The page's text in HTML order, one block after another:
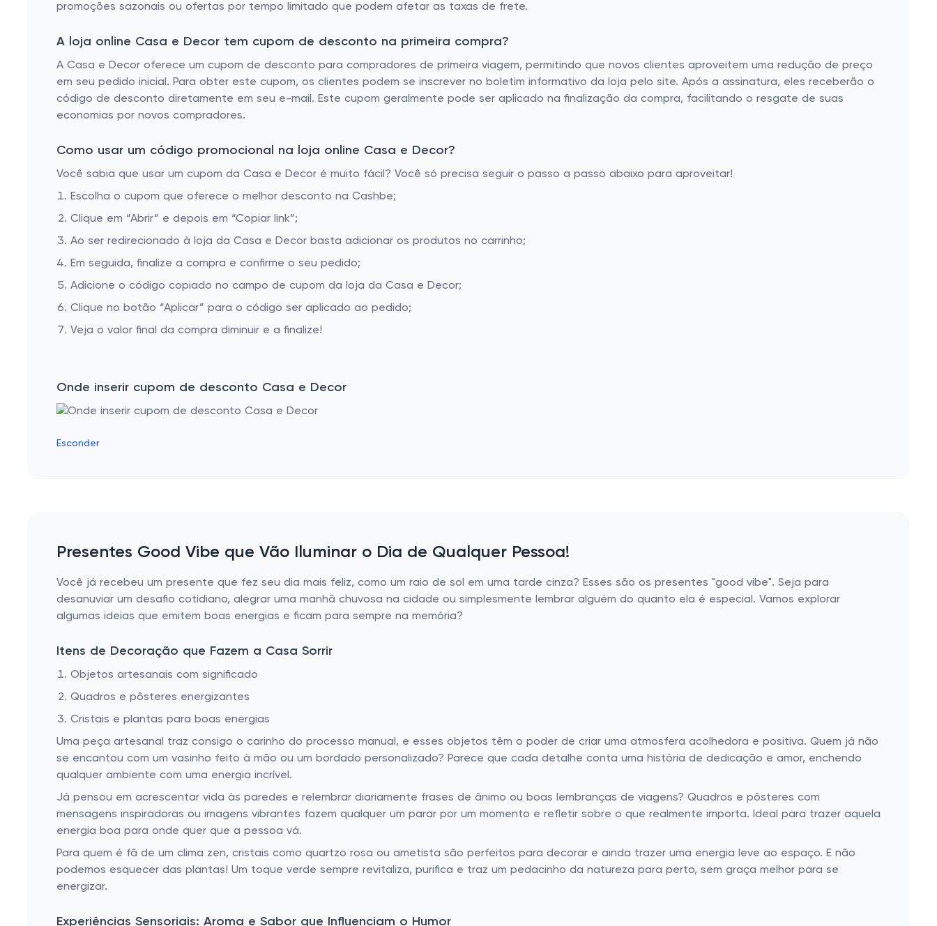
promoções sazonais ou ofertas por tempo limitado que podem afetar as taxas de frete.
A loja online Casa e Decor tem cupom de desconto na primeira compra?
A Casa e Decor oferece um cupom de desconto para compradores de primeira viagem, permitindo que novos clientes aproveitem uma redução de preço
em seu pedido inicial. Para obter este cupom, os clientes podem se inscrever no boletim informativo da loja pelo site. Após a assinatura, eles receberão o
código de desconto diretamente em seu e-mail. Este cupom geralmente pode ser aplicado na finalização da compra, facilitando o resgate de suas
economias por novos compradores.
Como usar um código promocional na loja online Casa e Decor?
Você sabia que usar um cupom da Casa e Decor é muito fácil? Você só precisa seguir o passo a passo abaixo para aproveitar!
Escolha o cupom que oferece o melhor desconto na Cashbe;
Clique em “Abrir” e depois em “Copiar link”;
Ao ser redirecionado à loja da Casa e Decor basta adicionar os produtos no carrinho;
Em seguida, finalize a compra e confirme o seu pedido;
Adicione o código copiado no campo de cupom da loja da Casa e Decor;
Clique no botão “Aplicar” para o código ser aplicado ao pedido;
Veja o valor final da compra diminuir e a finalize!
Onde inserir cupom de desconto Casa e Decor
Esconder
Presentes Good Vibe que Vão Iluminar o Dia de Qualquer Pessoa!
Você já recebeu um presente que fez seu dia mais feliz, como um raio de sol em uma tarde cinza? Esses são os presentes "good vibe". Seja para
desanuviar um desafio cotidiano, alegrar uma manhã chuvosa na cidade ou simplesmente lembrar alguém do quanto ela é especial. Vamos explorar
algumas ideias que emitem boas energias e ficam para sempre na memória?
Itens de Decoração que Fazem a Casa Sorrir
Objetos artesanais com significado
Quadros e pôsteres energizantes
Cristais e plantas para boas energias
Uma peça artesanal traz consigo o carinho do processo manual, e esses objetos têm o poder de criar uma atmosfera acolhedora e positiva. Quem já não
se encantou com um vasinho feito à mão ou um bordado personalizado? Parece que cada detalhe conta uma história de dedicação e amor, enchendo
qualquer ambiente com uma energia incrível.
Já pensou em acrescentar vida às paredes e relembrar diariamente frases de ânimo ou boas lembranças de viagens? Quadros e pôsteres com
mensagens inspiradoras ou imagens vibrantes fazem qualquer um parar por um momento e refletir sobre o que realmente importa. Ideal para trazer aquela
energia boa para onde quer que a pessoa vá.
Para quem é fã de um clima zen, cristais como quartzo rosa ou ametista são perfeitos para decorar e ainda trazer uma energia leve ao espaço. E não
podemos esquecer das plantas! Um toque verde sempre revitaliza, purifica e traz um pedacinho da natureza para perto, sem graça melhor para se
energizar.
Experiências Sensoriais: Aroma e Sabor que Influenciam o Humor